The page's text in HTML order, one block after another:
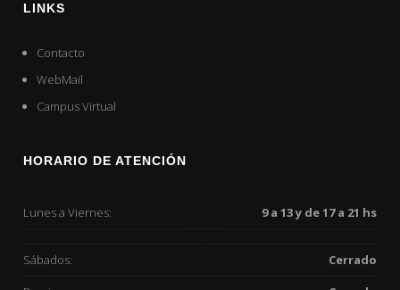
LINKS
Contacto
WebMail
Campus Virtual
HORARIO DE ATENCIÓN
Lunes a Viernes: 9 a 13 y de 17 a 21 hs
Sábados:
Cerrado